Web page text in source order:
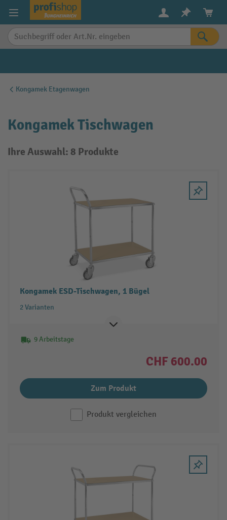
springen
Kongamek Etagenwagen
Kongamek Tischwagen
Ihre Auswahl: 8 Produkte
Kongamek ESD-Tischwagen, 1 Bügel
2 Varianten
9 Arbeitstage
CHF 600.00
Zum Produkt
Produkt vergleichen